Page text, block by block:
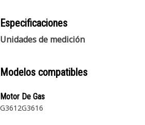
Especificaciones
Unidades de medición
Modelos compatibles
Motor De Gas
G3612G3616